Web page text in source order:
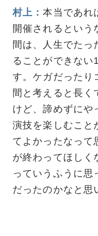
村上：本当であれ
開催されるという
間は、人生でたっ
ることができない
す。ケガだったり
間と考えると長く
けど、諦めずにや
演技を楽しむこと
てよかったなって
が終わってほしく
っていうふうに思
だったのかなと思